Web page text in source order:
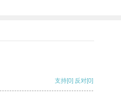
支持[0] 反对[0]